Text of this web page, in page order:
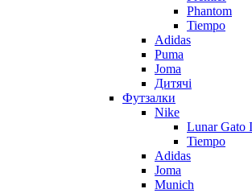
Phantom
Tiempo
Adidas
Puma
Joma
Дитячі
Футзалки
Nike
Lunar Gato
Tiempo
Adidas
Joma
Munich